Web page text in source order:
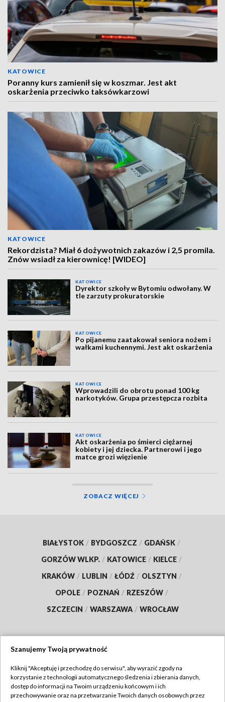
KATOWICE
Poranny kurs zamienił się w koszmar. Jest akt
oskarżenia przeciwko taksówkarzowi
KATOWICE
Rekordzista? Miał 6 dożywotnich zakazów i 2,5 promila.
Znów wsiadł za kierownicę! [WIDEO]
KATOWICE
Dyrektor szkoły w Bytomiu odwołany. W
tle zarzuty prokuratorskie
KATOWICE
Po pijanemu zaatakował seniora nożem i
wałkami kuchennymi. Jest akt oskarżenia
KATOWICE
Wprowadzili do obrotu ponad 100 kg
narkotyków. Grupa przestępcza rozbita
KATOWICE
Akt oskarżenia po śmierci ciężarnej
kobiety i jej dziecka. Partnerowi i jego
matce grozi więzienie
ZOBACZ WIĘCEJ
BIAŁYSTOK / BYDGOSZCZ / GDAŃSK /
GORZÓW WLKP. / KATOWICE / KIELCE /
KRAKÓW / LUBLIN / ŁÓDŹ / OLSZTYN /
OPOLE / POZNAŃ / RZESZÓW /
SZCZECIN / WARSZAWA / WROCŁAW
TVP
Abonament TVP
Regulamin TVP
Szanujemy Twoją prywatność
Kliknij "Akceptuję i przechodzę do serwisu", aby wyrazić zgody na
korzystanie z technologii automatycznego śledzenia i zbierania danych,
dostęp do informacji na Twoim urządzeniu końcowym i ich
przechowywanie oraz na przetwarzanie Twoich danych osobowych przez